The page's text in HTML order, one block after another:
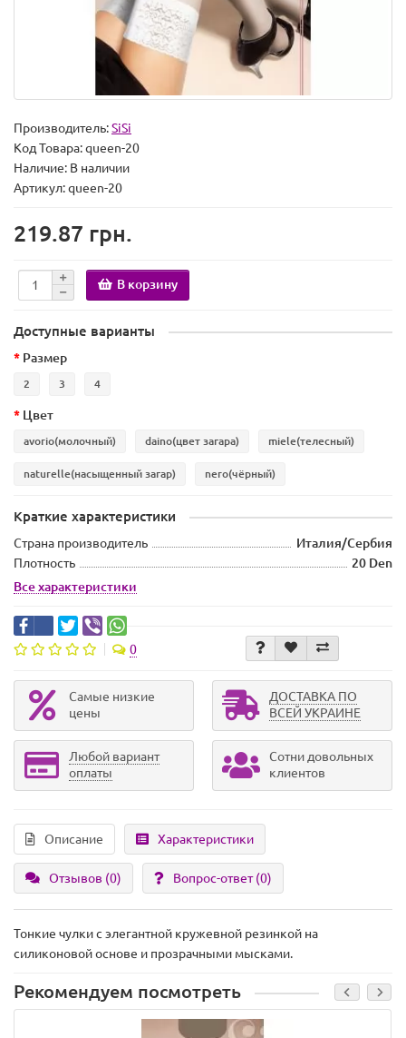
Производитель:SiSi
Код Товара:queen-20
Наличие: В наличии
Артикул: queen-20
219.87 грн.
В корзину
Доступные варианты
Размер
2 3 4
Цвет
avorio(молочный) daino(цвет загара) miele(телесный)
naturelle(насыщенный загар) nero(чёрный)
Краткие характеристики
Страна производитель
Италия/Сербия
Плотность
20 Den
Все характеристики
0
Самые низкие
цены
ДОСТАВКА ПО
ВСЕЙ УКРАИНЕ
Любой вариант
оплаты
Сотни довольных
клиентов
Описание Характеристики
Отзывов (0) Вопрос-ответ(0)
Тонкие чулки с элегантной кружевной резинкой на
силиконовой основе и прозрачными мысками.
Рекомендуем посмотреть